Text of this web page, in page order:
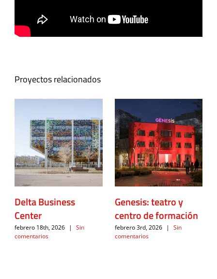
Proyectos relacionados
Delta Business
Center
febrero 18th, 2026 |
Sin
comentarios
Genesis: teatro y
centro de formación
febrero 3rd, 2026 |
Sin
comentarios